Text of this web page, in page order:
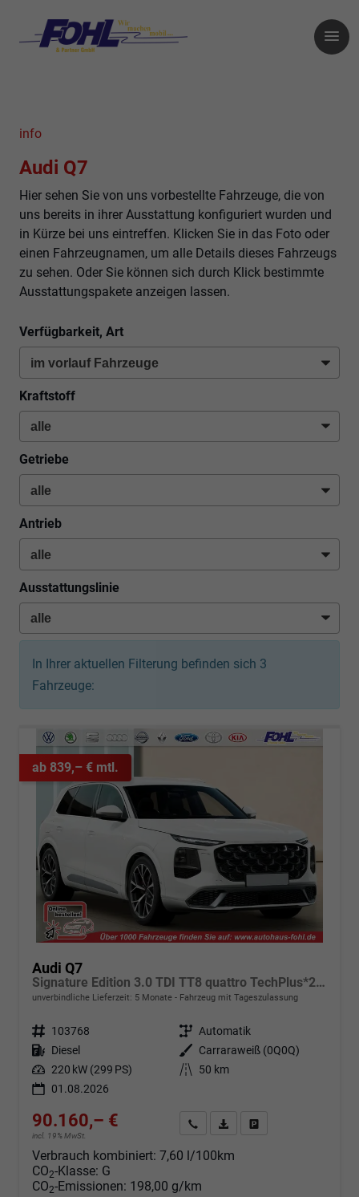
info
Audi Q7
Hier sehen Sie von uns vorbestellte Fahrzeuge, die von
uns bereits in ihrer Ausstattung konfiguriert wurden und
in Kürze bei uns eintreffen. Klicken Sie in das Foto oder
einen Fahrzeugnamen, um alle Details dieses Fahrzeugs
zu sehen. Oder Sie können sich durch Klick bestimmte
Ausstattungspakete anzeigen lassen.
Verfügbarkeit, Art
Kraftstoff
Getriebe
Antrieb
Ausstattungslinie
In Ihrer aktuellen Filterung befinden sich 3
Fahrzeuge:
ab 839,– € mtl.
Audi Q7
Signature Edition 3.0 TDI TT8 quattro TechPlus*22"LM*Android Auto*Navi*Matrix
unverbindliche Lieferzeit: 5 Monate Fahrzeug mit Tageszulassung
Fahrzeugnr. 103768 Getriebe Automatik
Kraftstoff Diesel Außenfarbe
Carraraweiß (0Q0Q)
Leistung 220 kW (299 PS) Kilometerstand
50 km
01.08.2026
90.160,– €
incl. 19% MwSt.
Angebot anfordern
Fahrzeugexpose (PDF)
Verbrauch kombiniert: 7,60 l/100km
CO2-Klasse: G
CO2-Emissionen: 198,00 g/km